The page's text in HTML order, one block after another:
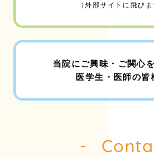
（外部サイトに飛びま
当院にご興味・ご関心
医学生・医師の皆